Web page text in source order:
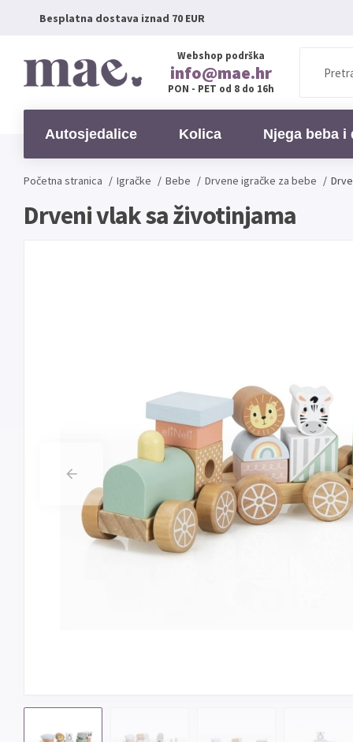
Besplatna dostava iznad 70 EUR
Webshop podrška
info@mae.hr
PON - PET od 8 do 16h
Autosjedalice Kolica Njega beba i
Početna stranica / Igračke / Bebe / Drvene igračke za bebe /
Drveni vlak sa životinjama